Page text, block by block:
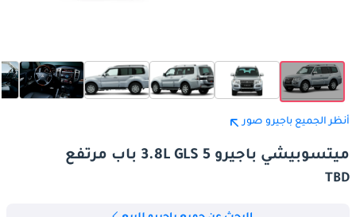
أنظر الجميع باجيرو صور
ميتسوبيشي باجيرو 3.8L GLS 5 باب مرتفع
TBD